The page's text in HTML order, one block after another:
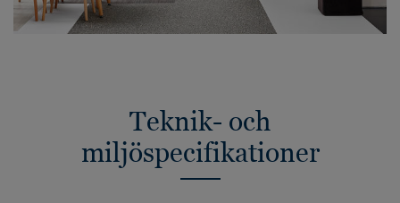
Teknik- och
miljöspecifikationer